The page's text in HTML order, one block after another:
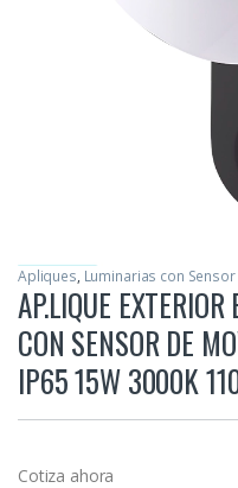
Apliques, Luminarias con Sensor
AP.LIQUE
CON SENSOR DE
IP65 15W 3000K
Cotiza ahora